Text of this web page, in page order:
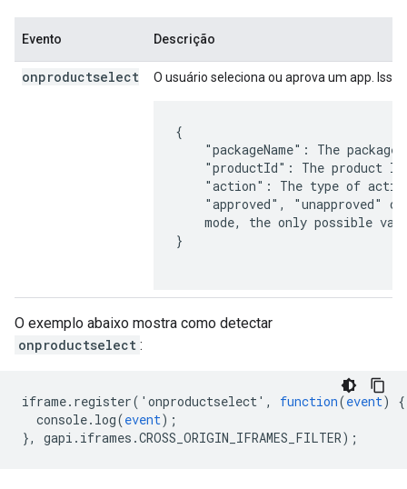
Evento Descrição
onproductselect O usuário seleciona ou aprova um app.
{
"packageName": The package
"productId": The product
"action": The type of
"approved", "unapproved"
mode, the only possible
}
O exemplo abaixo mostra como detectar
onproductselect :
iframe. register(' onproductselect', function(event)
{
console. log(event);
},
gapi . iframes .CROSS_ORIGIN_IFRAMES_FILTER);